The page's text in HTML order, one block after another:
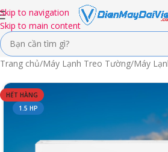
Skip to navigation
Skip to main content
Trang chủ/Máy Lạnh Treo Tường/Máy
HẾT HÀNG
1.5 HP